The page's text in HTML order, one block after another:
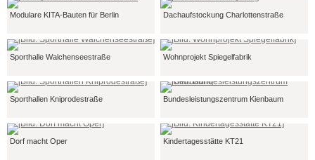
Modulare KITA-Bauten für Berlin Dachaufstockung Charlottenstraße
Sporthalle Walchenseestraße Wohnprojekt Spiegelfabrik
Sporthallen Kniprodestraße Bundesleistungszentrum Kienbaum
Dorf macht Oper Kindertagesstätte KT21